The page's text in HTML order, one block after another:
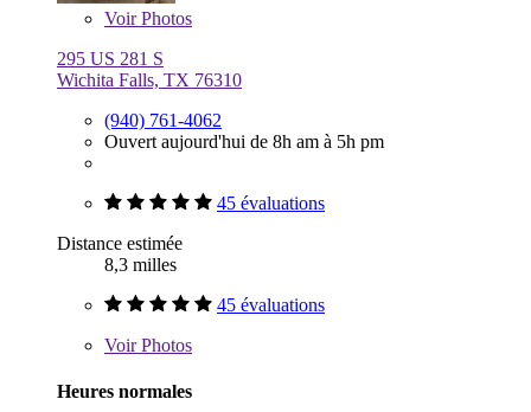
VoirPhotos
295 US 281 S
Wichita Falls, TX 76310
(940) 761-4062
Ouvert aujourd'hui de 8h am à 5h pm
45 évaluations
Distance estimée
8,3 milles
45 évaluations
VoirPhotos
Heures normales